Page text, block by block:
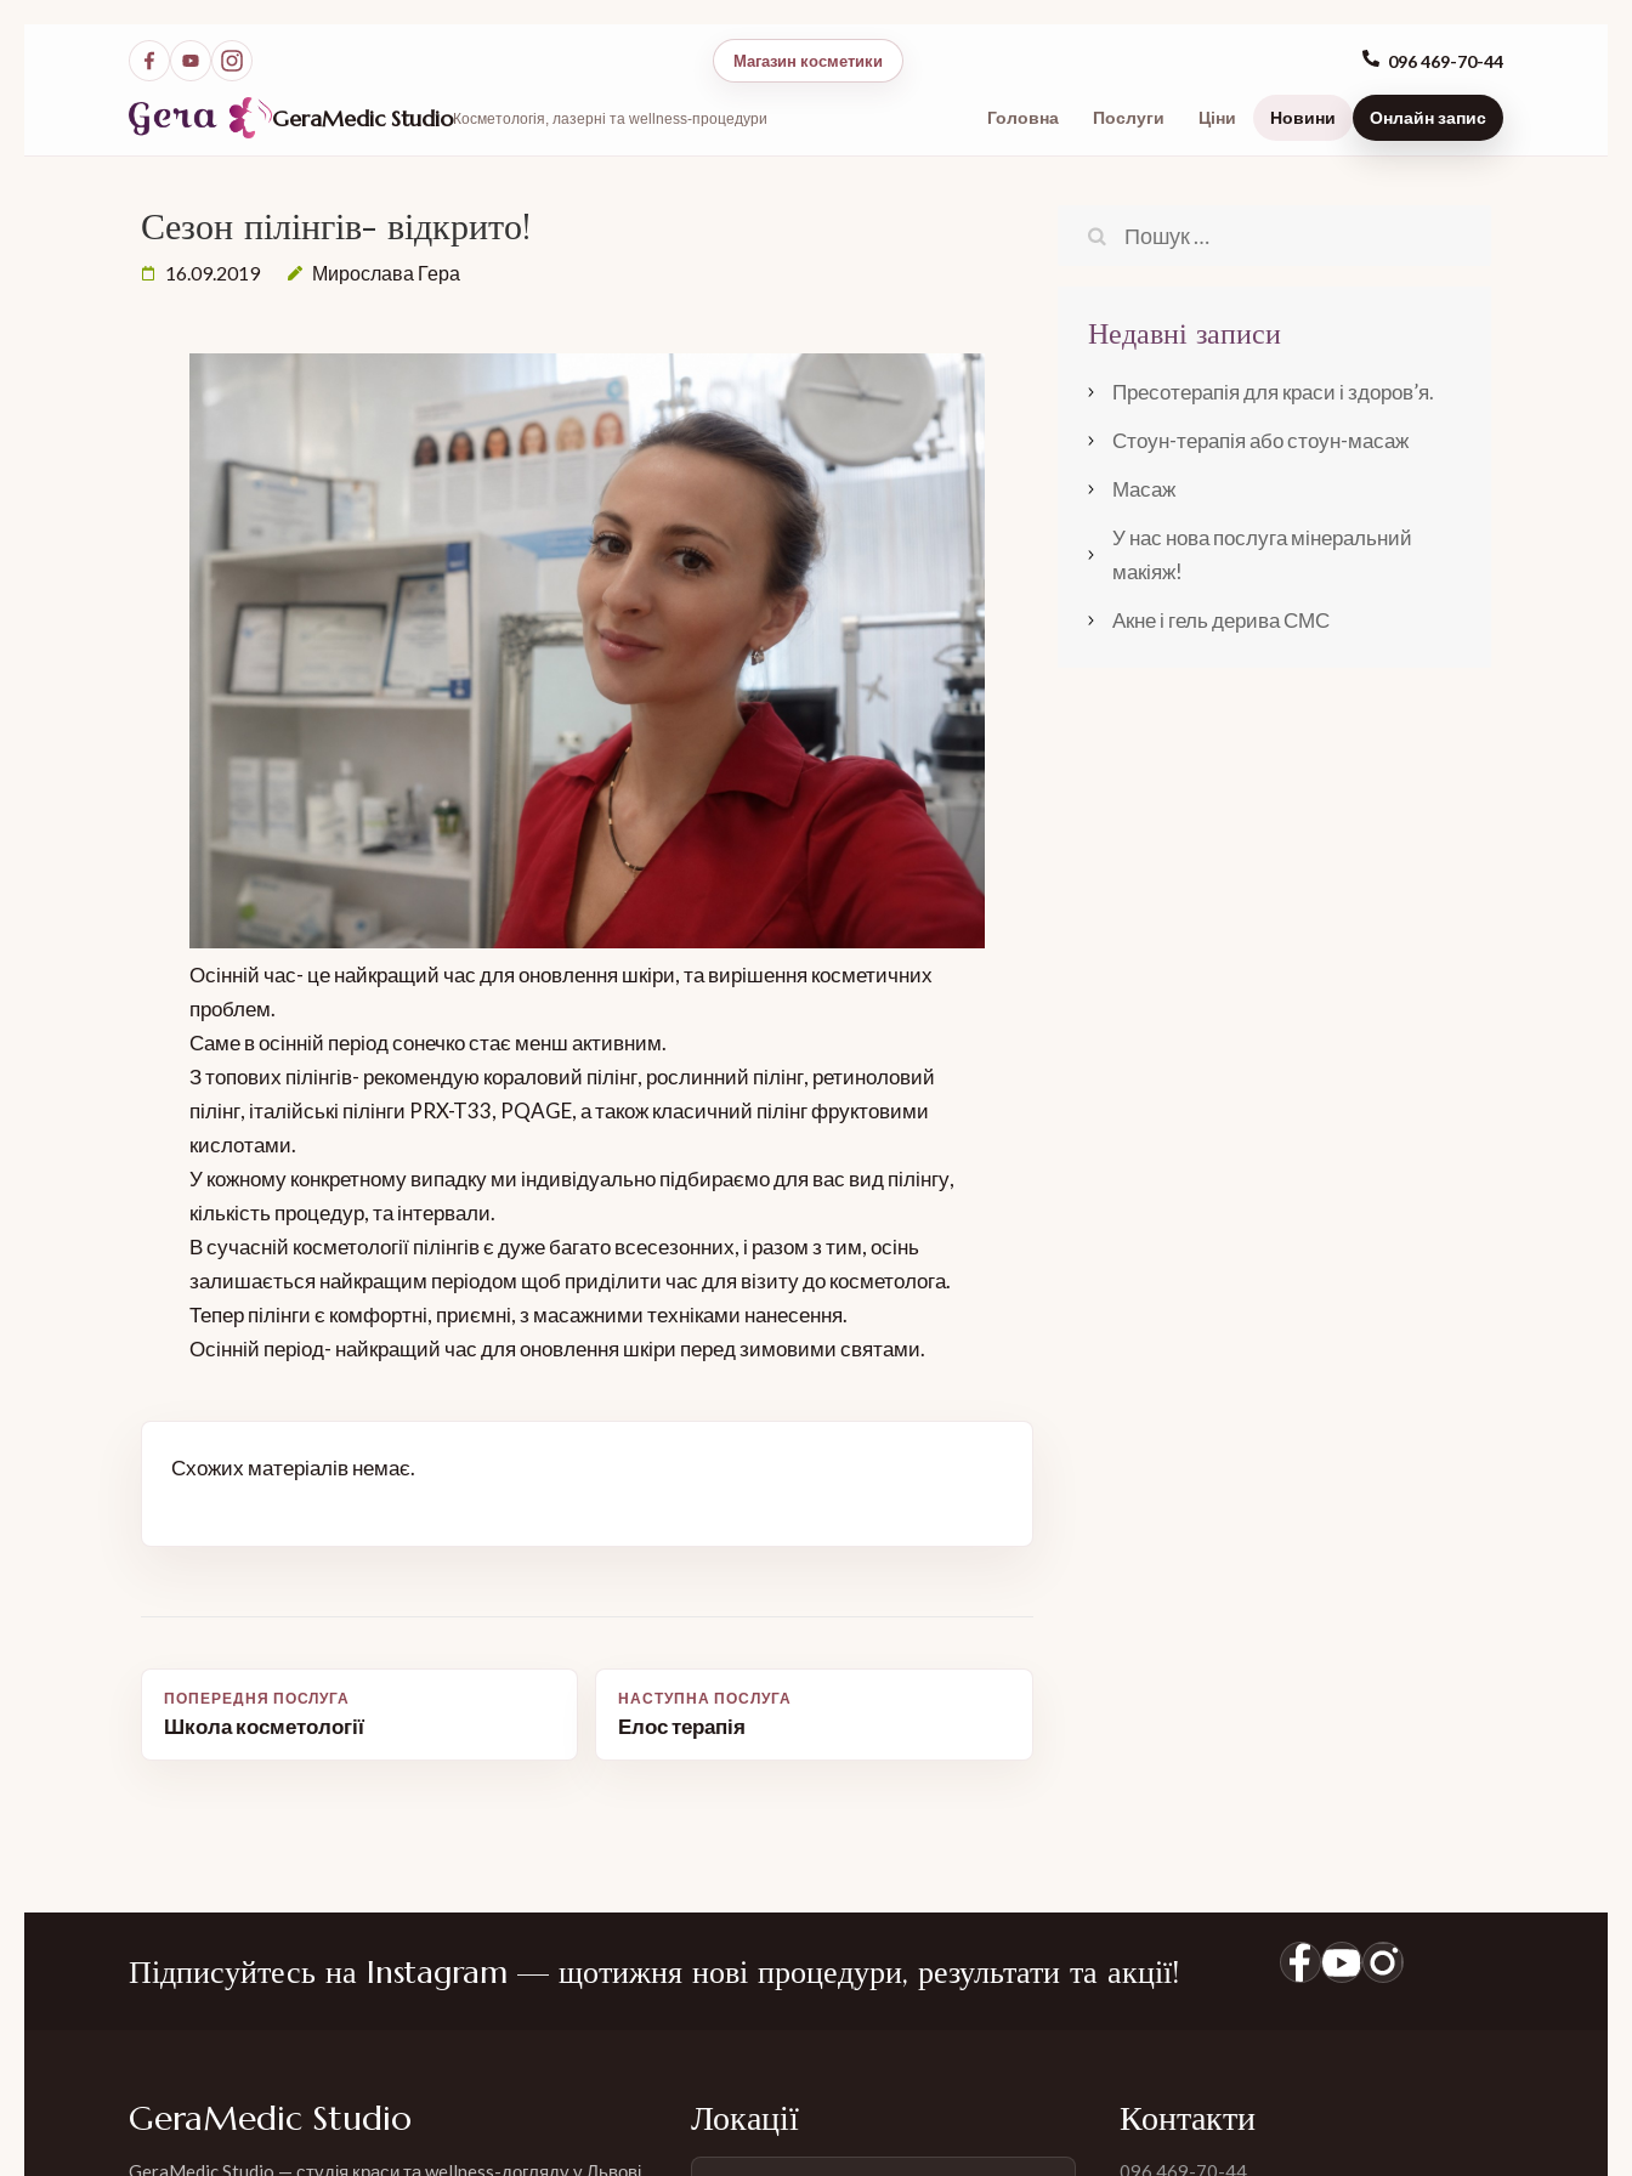
Магазин косметики 096 469-70-44
GeraMedic StudioКосметологія, лазерні та wellness-процедури Головна Послуги Ціни Новини Онлайн запис
Сезон пілінгів- відкрито!
16.09.2019 Мирослава Гера
Осінній час- це найкращий час для оновлення шкіри, та вирішення косметичних
проблем.
Саме в осінній період сонечко стає менш активним.
З топових пілінгів- рекомендую кораловий пілінг, рослинний пілінг, ретиноловий
пілінг, італійські пілінги PRX-T33, PQAGE, а також класичний пілінг фруктовими
кислотами.
У кожному конкретному випадку ми індивідуально підбираємо для вас вид пілінгу,
кількість процедур, та інтервали.
В сучасній косметології пілінгів є дуже багато всесезонних, і разом з тим, осінь
залишається найкращим періодом щоб приділити час для візиту до косметолога.
Тепер пілінги є комфортні, приємні, з масажними техніками нанесення.
Осінній період- найкращий час для оновлення шкіри перед зимовими святами.
Схожих матеріалів немає.
Навігація
записів
Школа косметології Елос терапія
Пошук:
Недавні записи
Пресотерапія для краси і здоров’я.
Стоун-терапія або стоун-масаж
Масаж
У нас нова послуга мінеральний
макіяж!
Акне і гель дерива СМС
Підписуйтесь на Instagram — щотижня нові процедури, результати та акції!
GeraMedic Studio
GeraMedic Studio — студія краси та wellness-догляду у Львові
Локації Контакти
096 469-70-44